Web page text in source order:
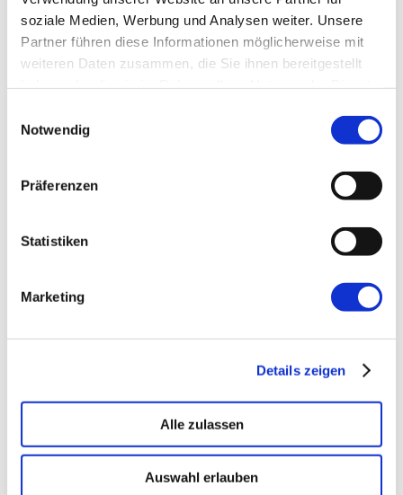
soziale Medien, Werbung und Analysen weiter. Unsere
Partner führen diese Informationen möglicherweise mit
weiteren Daten zusammen, die Sie ihnen bereitgestellt
Notwendig
Präferenzen
Statistiken
Marketing
Details zeigen
Alle zulassen
Auswahl erlauben
E-Mail-Adresse*
DreamFactory Intermediate